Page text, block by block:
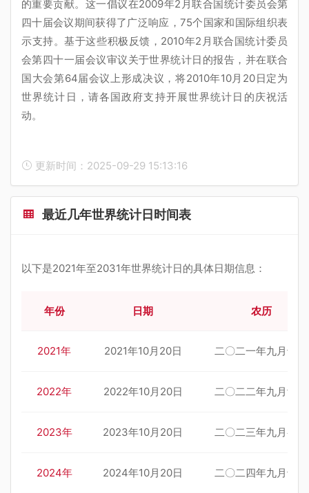
的重要贡献。这一倡议在2009年2月联合国统计委员会第
四十届会议期间获得了广泛响应，75个国家和国际组织表
示支持。基于这些积极反馈，2010年2月联合国统计委员
会第四十一届会议审议关于世界统计日的报告，并在联合
国大会第64届会议上形成决议，将2010年10月20日定为
世界统计日，请各国政府支持开展世界统计日的庆祝活
动。
更新时间：2025-09-29 15:13:16
最近几年世界统计日时间表
以下是2021年至2031年世界统计日的具体日期信息：
年份 日期 农历
2021年 2021年10月20日 二〇二一年九月十五
2022年 2022年10月20日 二〇二二年九月廿五
2023年 2023年10月20日 二〇二三年九月初六
2024年 2024年10月20日 二〇二四年九月十八